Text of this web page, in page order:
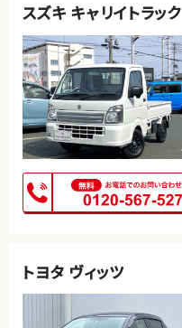
スズキ キャリイトラック
トヨタ ヴィッツ